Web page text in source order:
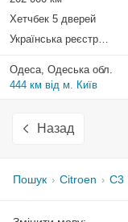
Хетчбек 5 дверей
Українська реєстрація
Одеса, Одеська обл.
444 км від м. Київ
Назад
Пошук Citroen C3